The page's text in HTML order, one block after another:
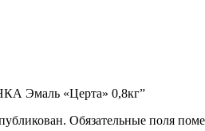
Эмаль «Церта» 0,8кг”
Обязательные поля